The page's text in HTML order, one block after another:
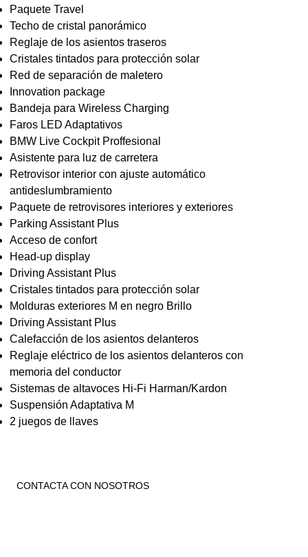
Paquete Travel
Techo de cristal panorámico
Reglaje de los asientos traseros
Cristales tintados para protección solar
Red de separación de maletero
Innovation package
Bandeja para Wireless Charging
Faros LED Adaptativos
BMW Live Cockpit Proffesional
Asistente para luz de carretera
Retrovisor interior con ajuste automático
antideslumbramiento
Paquete de retrovisores interiores y exteriores
Parking Assistant Plus
Acceso de confort
Head-up display
Driving Assistant Plus
Cristales tintados para protección solar
Molduras exteriores M en negro Brillo
Driving Assistant Plus
Calefacción de los asientos delanteros
Reglaje eléctrico de los asientos delanteros con
memoria del conductor
Sistemas de altavoces Hi-Fi Harman/Kardon
Suspensión Adaptativa M
2 juegos de llaves
CONTACTA CON NOSOTROS